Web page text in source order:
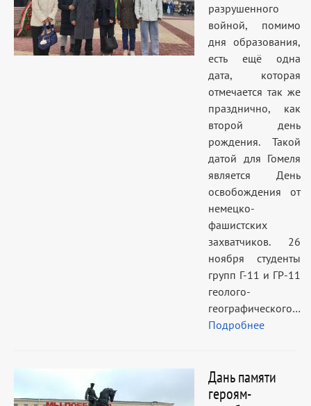
разрушенного
войной, помимо
дня образования,
есть ещё одна
дата, которая
отмечается так же
празднично, как
второй день
рождения. Такой
датой для Гомеля
является День
освобождения от
немецко-
фашистских
захватчиков. 26
ноября студенты
групп Г-11 и ГР-11
геолого-
географического…
Подробнее
Дань памяти
героям-